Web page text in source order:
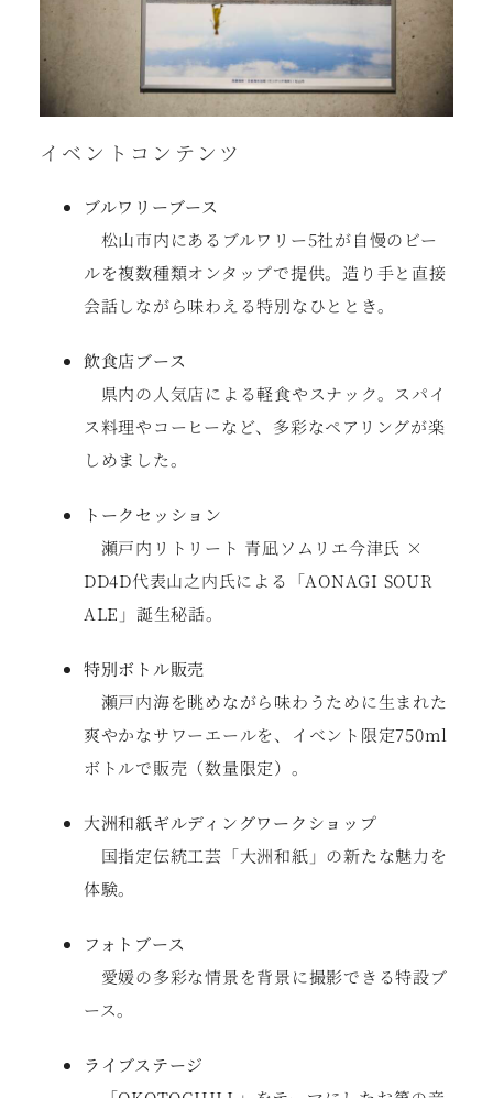
イベントコンテンツ
ブルワリーブース
松山市内にあるブルワリー5社が自慢のビー
ルを複数種類オンタップで提供。造り手と直接
会話しながら味わえる特別なひととき。
飲食店ブース
県内の人気店による軽食やスナック。スパイ
ス料理やコーヒーなど、多彩なペアリングが楽
しめました。
トークセッション
瀬戸内リトリート 青凪ソムリエ今津氏 ×
DD4D代表山之内氏による「AONAGI SOUR
ALE」誕生秘話。
特別ボトル販売
瀬戸内海を眺めながら味わうために生まれた
爽やかなサワーエールを、イベント限定750ml
ボトルで販売（数量限定）。
大洲和紙ギルディングワークショップ
国指定伝統工芸「大洲和紙」の新たな魅力を
体験。
フォトブース
愛媛の多彩な情景を背景に撮影できる特設ブ
ース。
ライブステージ